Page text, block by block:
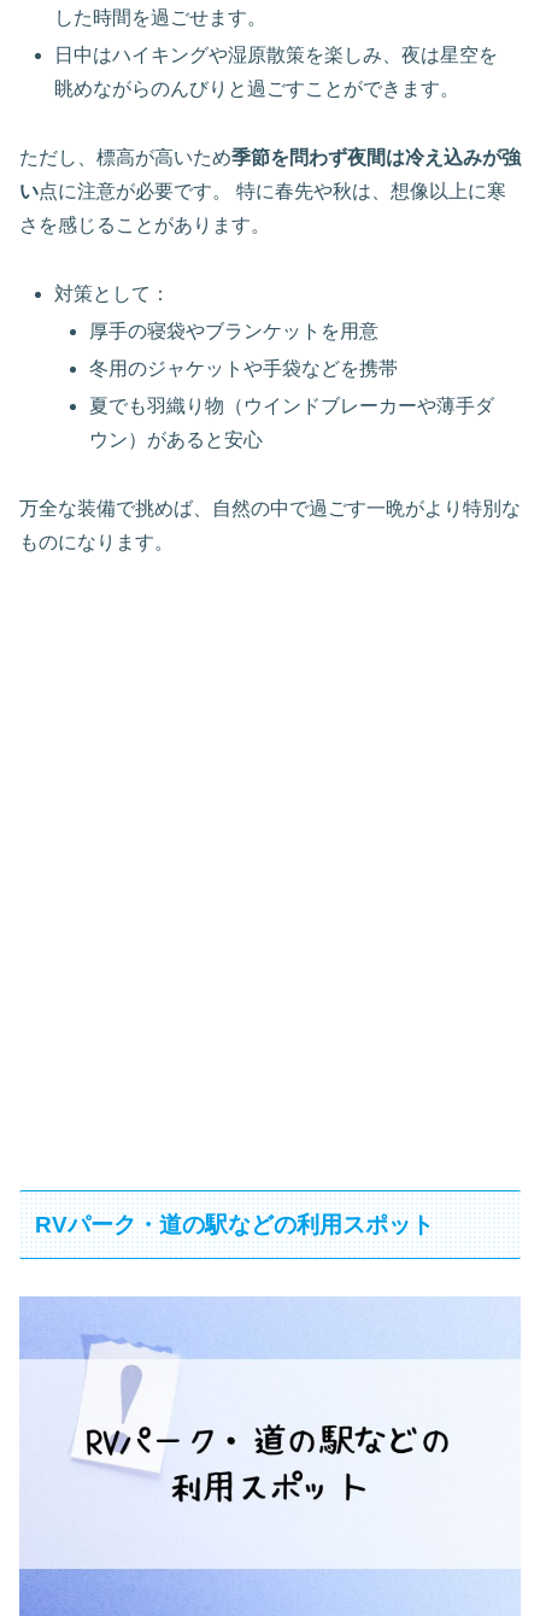
した時間を過ごせます。
日中はハイキングや湿原散策を楽しみ、夜は星空を
眺めながらのんびりと過ごすことができます。
ただし、標高が高いため季節を問わず夜間は冷え込みが強
い点に注意が必要です。 特に春先や秋は、想像以上に寒
さを感じることがあります。
対策として：
厚手の寝袋やブランケットを用意
冬用のジャケットや手袋などを携帯
夏でも羽織り物（ウインドブレーカーや薄手ダ
ウン）があると安心
万全な装備で挑めば、自然の中で過ごす一晩がより特別な
ものになります。
RVパーク・道の駅などの利用スポット